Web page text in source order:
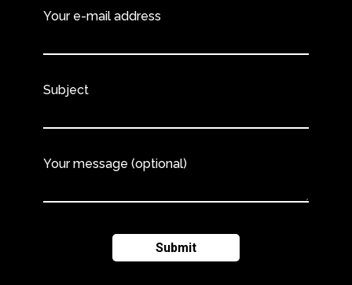
Your e-mail address
Subject
Your message (optional)